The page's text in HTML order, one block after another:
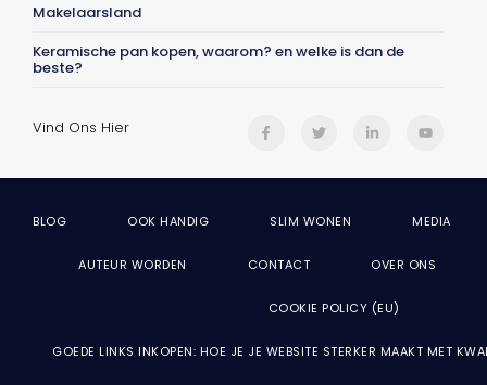
Makelaarsland
Keramische pan kopen, waarom? en welke is dan de
beste?
Vind Ons Hier
BLOG OOK HANDIG SLIM WONEN MEDIA
AUTEUR WORDEN CONTACT OVER ONS
COOKIE POLICY (EU)
GOEDE LINKS INKOPEN: HOE JE JE WEBSITE STERKER MAAKT MET